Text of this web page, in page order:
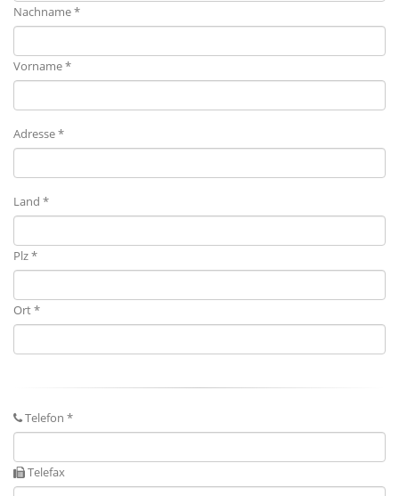
Nachname *
Vorname *
Adresse *
Land *
Plz *
Ort *
Telefon *
Telefax